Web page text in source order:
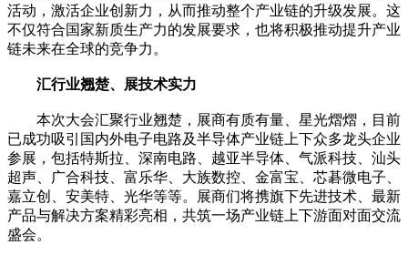
活动，激活企业创新力，从而推动整个产业链的升级发展。这
不仅符合国家新质生产力的发展要求，也将积极推动提升产业
链未来在全球的竞争力。
汇行业翘楚、展技术实力
本次大会汇聚行业翘楚，展商有质有量、星光熠熠，目前
已成功吸引国内外电子电路及半导体产业链上下众多龙头企业
参展，包括特斯拉、深南电路、越亚半导体、气派科技、汕头
超声、广合科技、富乐华、大族数控、金富宝、芯碁微电子、
嘉立创、安美特、光华等等。展商们将携旗下先进技术、最新
产品与解决方案精彩亮相，共筑一场产业链上下游面对面交流
盛会。